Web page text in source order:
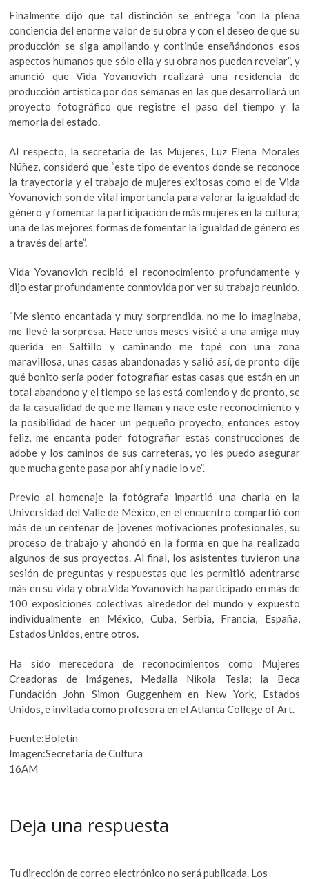
Finalmente dijo que tal distinción se entrega “con la plena
conciencia del enorme valor de su obra y con el deseo de que su
producción se siga ampliando y continúe enseñándonos esos
aspectos humanos que sólo ella y su obra nos pueden revelar”, y
anunció que Vida Yovanovich realizará una residencia de
producción artística por dos semanas en las que desarrollará un
proyecto fotográfico que registre el paso del tiempo y la
memoria del estado.
Al respecto, la secretaria de las Mujeres, Luz Elena Morales
Núñez, consideró que “este tipo de eventos donde se reconoce
la trayectoria y el trabajo de mujeres exitosas como el de Vida
Yovanovich son de vital importancia para valorar la igualdad de
género y fomentar la participación de más mujeres en la cultura;
una de las mejores formas de fomentar la igualdad de género es
a través del arte”.
Vida Yovanovich recibió el reconocimiento profundamente y
dijo estar profundamente conmovida por ver su trabajo reunido.
“Me siento encantada y muy sorprendida, no me lo imaginaba,
me llevé la sorpresa. Hace unos meses visité a una amiga muy
querida en Saltillo y caminando me topé con una zona
maravillosa, unas casas abandonadas y salió así, de pronto dije
qué bonito sería poder fotografiar estas casas que están en un
total abandono y el tiempo se las está comiendo y de pronto, se
da la casualidad de que me llaman y nace este reconocimiento y
la posibilidad de hacer un pequeño proyecto, entonces estoy
feliz, me encanta poder fotografiar estas construcciones de
adobe y los caminos de sus carreteras, yo les puedo asegurar
que mucha gente pasa por ahí y nadie lo ve”.
Previo al homenaje la fotógrafa impartió una charla en la
Universidad del Valle de México, en el encuentro compartió con
más de un centenar de jóvenes motivaciones profesionales, su
proceso de trabajo y ahondó en la forma en que ha realizado
algunos de sus proyectos. Al final, los asistentes tuvieron una
sesión de preguntas y respuestas que les permitió adentrarse
más en su vida y obra.Vida Yovanovich ha participado en más de
100 exposiciones colectivas alrededor del mundo y expuesto
individualmente en México, Cuba, Serbia, Francia, España,
Estados Unidos, entre otros.
Ha sido merecedora de reconocimientos como Mujeres
Creadoras de Imágenes, Medalla Nikola Tesla; la Beca
Fundación John Simon Guggenhem en New York, Estados
Unidos, e invitada como profesora en el Atlanta College of Art.
Fuente:Boletín
Imagen:Secretaría de Cultura
16AM
Deja una respuesta
Tu dirección de correo electrónico no será publicada. Los